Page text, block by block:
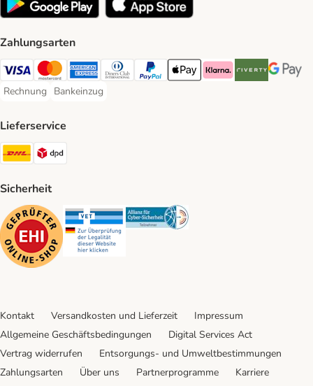
Zahlungsarten
Visa Payment Method
Mastercard Payment Method
American Express Payment Method
Diners Club Payment Method
PayPal Payment Method
Apple Pay Payment Method
Klarna Payment Method
Riverty Payment
Google
Rechnung
Rechnung Payment Method
Bankeinzug
Bankeinzug Payment Method
Lieferservice
DHL Shipping Method
Sicherheit
Security Security Security
Kontakt Versandkosten und Lieferzeit
Impressum
Allgemeine Geschäftsbedingungen
Digital Services Act
Vertrag widerrufen
Entsorgungs- und Umweltbestimmungen
Zahlungsarten
Über uns Partnerprogramme
Karriere